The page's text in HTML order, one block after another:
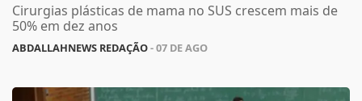
Cirurgias plásticas de mama no SUS crescem mais de
50% em dez anos
ABDALLAHNEWS REDAÇÃO- 07 DE AGO